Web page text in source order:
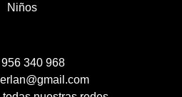
Niños
340 968